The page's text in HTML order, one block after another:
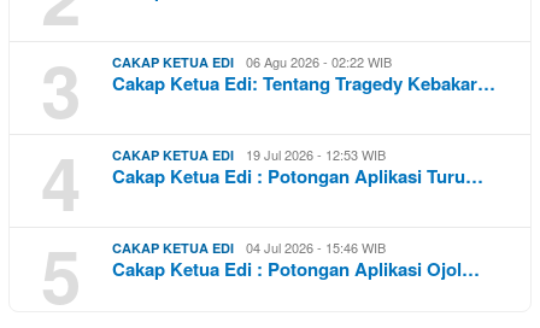
3 CAKAP KETUA EDI 06 Agu 2026 - 02:22 WIB
Cakap Ketua Edi: Tentang Tragedy Kebakar…
4 CAKAP KETUA EDI 19 Jul 2026 - 12:53 WIB
Cakap Ketua Edi : Potongan Aplikasi Turu…
5 CAKAP KETUA EDI 04 Jul 2026 - 15:46 WIB
Cakap Ketua Edi : Potongan Aplikasi Ojol…